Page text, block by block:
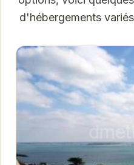
d'hébergements